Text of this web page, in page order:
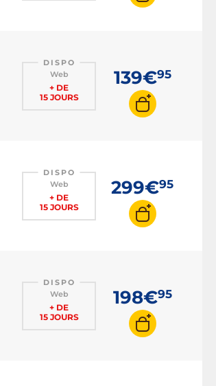
DISPO
Web
+ DE
15 JOURS
139€95
DISPO
Web
+ DE
15 JOURS
299€95
DISPO
Web
+ DE
15 JOURS
198€95